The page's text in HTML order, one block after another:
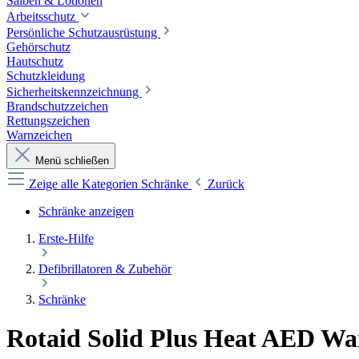
Arbeitsschutz
Persönliche Schutzausrüstung
Gehörschutz
Hautschutz
Schutzkleidung
Sicherheitskennzeichnung
Brandschutzzeichen
Rettungszeichen
Warnzeichen
Menü schließen
Zeige alle Kategorien Schränke
Zurück
Schränke anzeigen
Erste-Hilfe
Defibrillatoren & Zubehör
Schränke
Rotaid Solid Plus Heat AED